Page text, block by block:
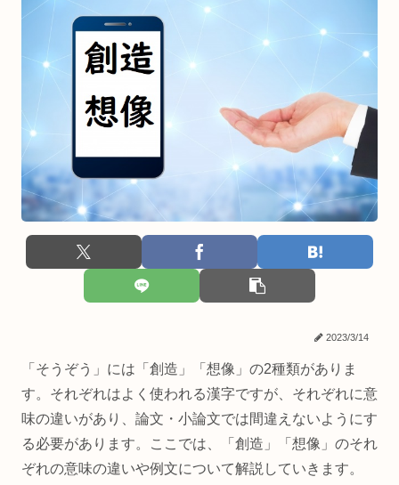
2023/3/14
「そうぞう」には「創造」「想像」の2種類がありま
す。それぞれはよく使われる漢字ですが、それぞれに意
味の違いがあり、論文・小論文では間違えないようにす
る必要があります。ここでは、「創造」「想像」のそれ
ぞれの意味の違いや例文について解説していきます。